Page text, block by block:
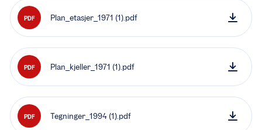
PDF Plan_etasjer_1971 (1).pdf
PDF Plan_kjeller_1971 (1).pdf
PDF Tegninger_1994 (1).pdf